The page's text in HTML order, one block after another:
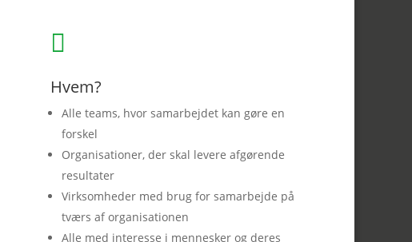

Hvem?
Alle teams, hvor samarbejdet kan gøre en
forskel
Organisationer, der skal levere afgørende
resultater
Virksomheder med brug for samarbejde på
tværs af organisationen
Alle med interesse i mennesker og deres